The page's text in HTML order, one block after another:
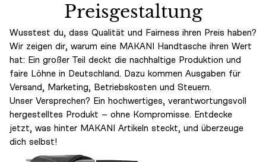
Preisgestaltung
Wusstest du, dass Qualität und Fairness ihren Preis haben?
Wir zeigen dir, warum eine MAKANI Handtasche ihren Wert
hat: Ein großer Teil deckt die nachhaltige Produktion und
faire Löhne in Deutschland. Dazu kommen Ausgaben für
Versand, Marketing, Betriebskosten und Steuern.
Unser Versprechen? Ein hochwertiges, verantwortungsvoll
hergestelltes Produkt – ohne Kompromisse. Entdecke
jetzt, was hinter MAKANI Artikeln steckt, und überzeuge
dich selbst!